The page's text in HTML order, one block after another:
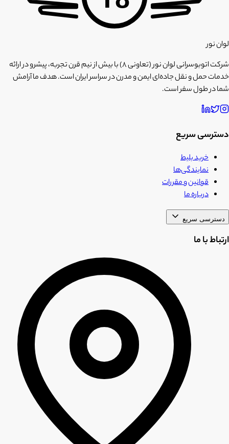
لوان نور
شرکت اتوبوسرانی لوان نور (تعاونی ۸) با بیش از نیم قرن تجربه، پیشرو در ارائه
خدمات حمل و نقل جاده‌ای ایمن و مدرن در سراسر ایران است. هدف ما آرامش
شما در طول سفر است.
دسترسی سریع
خرید بلیط
نمایندگی‌ها
قوانین و مقررات
درباره ما
دسترسی سریع
ارتباط با ما